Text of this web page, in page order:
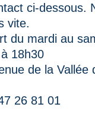
ci-dessous.
vite.
du mardi au
18h30
de la Vallée
26 81 01